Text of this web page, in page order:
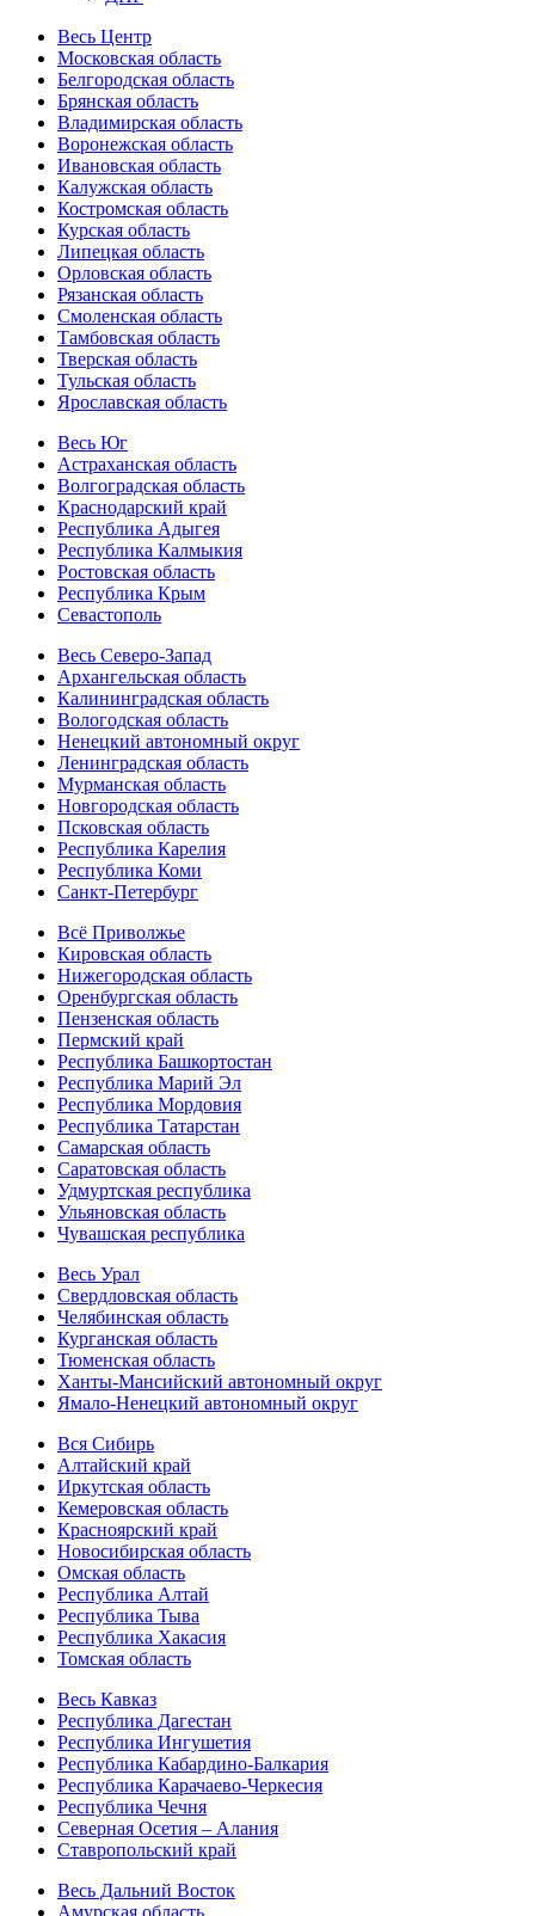
Весь Центр
Московская область
Белгородская область
Брянская область
Владимирская область
Воронежская область
Ивановская область
Калужская область
Костромская область
Курская область
Липецкая область
Орловская область
Рязанская область
Смоленская область
Тамбовская область
Тверская область
Тульская область
Ярославская область
Весь Юг
Астраханская область
Волгоградская область
Краснодарский край
Республика Адыгея
Республика Калмыкия
Ростовская область
Республика Крым
Севастополь
Весь Северо-Запад
Архангельская область
Калининградская область
Вологодская область
Ненецкий автономный округ
Ленинградская область
Мурманская область
Новгородская область
Псковская область
Республика Карелия
Республика Коми
Санкт-Петербург
Всё Приволжье
Кировская область
Нижегородская область
Оренбургская область
Пензенская область
Пермский край
Республика Башкортостан
Республика Марий Эл
Республика Мордовия
Республика Татарстан
Самарская область
Саратовская область
Удмуртская республика
Ульяновская область
Чувашская республика
Весь Урал
Свердловская область
Челябинская область
Курганская область
Тюменская область
Ханты-Мансийский автономный округ
Ямало-Ненецкий автономный округ
Вся Сибирь
Алтайский край
Иркутская область
Кемеровская область
Красноярский край
Новосибирская область
Омская область
Республика Алтай
Республика Тыва
Республика Хакасия
Томская область
Весь Кавказ
Республика Дагестан
Республика Ингушетия
Республика Кабардино-Балкария
Республика Карачаево-Черкесия
Республика Чечня
Северная Осетия – Алания
Ставропольский край
Весь Дальний Восток
Амурская область